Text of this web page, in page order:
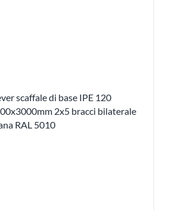
scaffale di base IPE 120
2x5 bracci bilaterale
RAL 5010